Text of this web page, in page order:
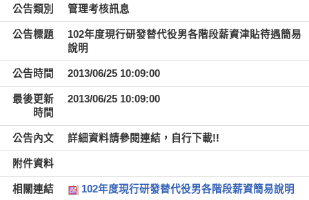
公告類別 管理考核訊息
公告標題
102年度現行研發替代役男各階段薪資津貼待遇簡易
說明
公告時間 2013/06/25 10:09:00
最後更新
時間
2013/06/25 10:09:00
公告內文 詳細資料請參閱連結，自行下載!!
附件資料
相關連結 102年度現行研發替代役男各階段薪資簡易說明